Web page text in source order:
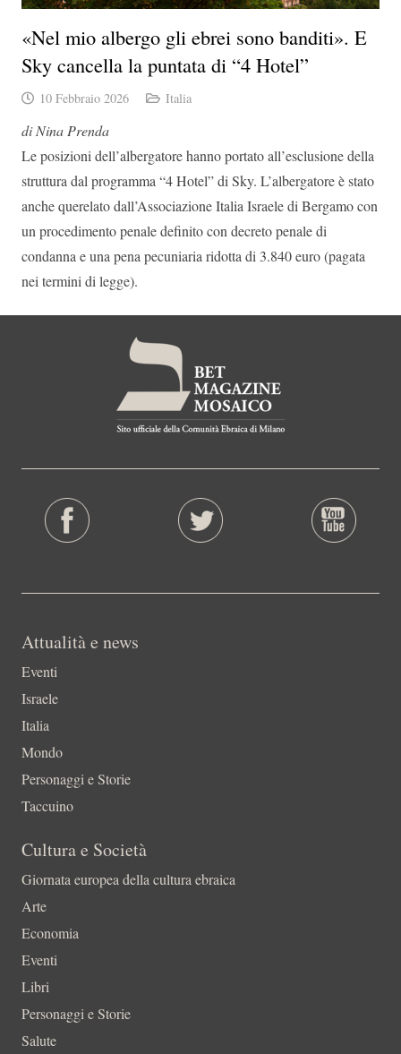
«Nel mio albergo gli ebrei sono banditi». E
Sky cancella la puntata di “4 Hotel”
10 Febbraio 2026 Italia
di Nina Prenda
Le posizioni dell’albergatore hanno portato all’esclusione della
struttura dal programma “4 Hotel” di Sky. L’albergatore è stato
anche querelato dall’Associazione Italia Israele di Bergamo con
un procedimento penale definito con decreto penale di
condanna e una pena pecuniaria ridotta di 3.840 euro (pagata
nei termini di legge).
Attualità e news
Eventi
Israele
Italia
Mondo
Personaggi e Storie
Taccuino
Cultura e Società
Giornata europea della cultura ebraica
Arte
Economia
Eventi
Libri
Personaggi e Storie
Salute